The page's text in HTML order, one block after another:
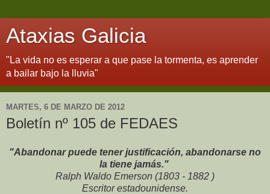
Ataxias Galicia
"La vida no es esperar a que pase la tormenta, es aprender
a bailar bajo la lluvia"
MARTES, 6 DE MARZO DE 2012
Boletín nº 105 de FEDAES
"Abandonar puede tener justificación, abandonarse no
la tiene jamás."
Ralph Waldo Emerson (1803 - 1882 )
Escritor estadounidense.